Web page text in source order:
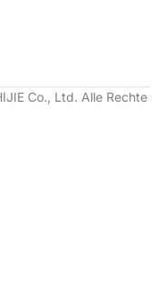
Co., Ltd. Alle Rechte